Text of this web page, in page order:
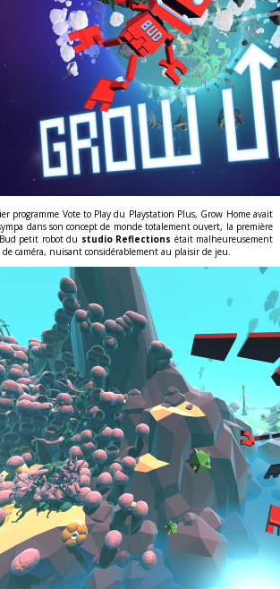
programme Vote to Play du Playstation Plus, Grow Home avait
dans son concept de monde totalement ouvert, la première
petit robot du studio Reflections était malheureusement
caméra, nuisant considérablement au plaisir de jeu.